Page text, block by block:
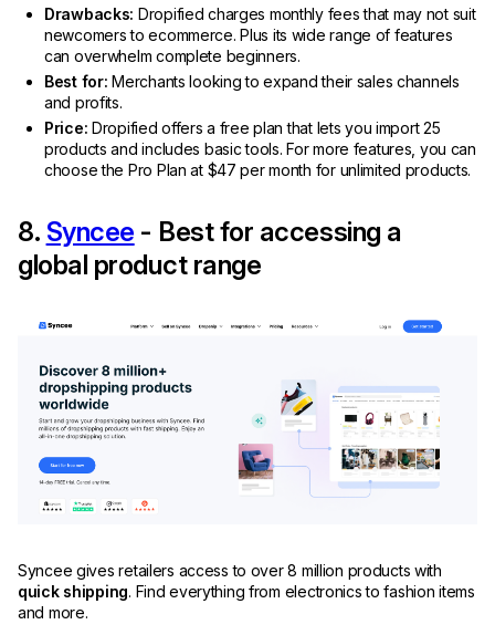
Drawbacks: Dropified charges monthly fees that may not suit
newcomers to ecommerce. Plus its wide range of features
can overwhelm complete beginners.
Best for:Merchants looking to expand their sales channels
and profits.
Price:Dropified offers a free plan that lets you import 25
products and includes basic tools. For more features, you can
choose the Pro Plan at $47 per month for unlimited products.
8. Syncee - Best for accessing a
global product range
Syncee gives retailers access to over 8 million products with
quick shipping. Find everything from electronics to fashion items
and more.